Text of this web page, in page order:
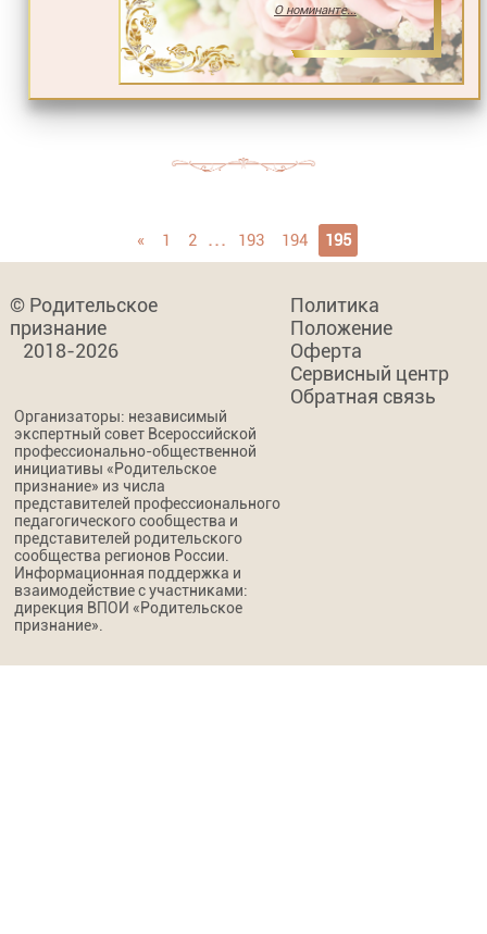
О номинанте...
« 1 2 ... 193 194 195
© Родительское
признание
2018-2026
Политика
Положение
Оферта
Сервисный центр
Обратная связь
Организаторы: независимый
экспертный совет Всероссийской
профессионально-общественной
инициативы «Родительское
признание» из числа
представителей профессионального
педагогического сообщества и
представителей родительского
сообщества регионов России.
Информационная поддержка и
взаимодействие с участниками:
дирекция ВПОИ «Родительское
признание».